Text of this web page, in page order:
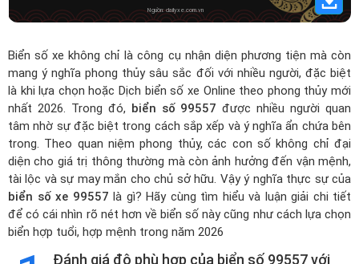
Nguồn: dailyxe.com.vn
Biển số xe không chỉ là công cụ nhận diện phương tiện mà còn
mang ý nghĩa phong thủy sâu sắc đối với nhiều người, đặc biệt
là khi lựa chọn hoặcDịch biển số xe Online theo phong thủy mới
nhất 2026. Trong đó, biển số 99557 được nhiều người quan
tâm nhờ sự đặc biệt trong cách sắp xếp và ý nghĩa ẩn chứa bên
trong. Theo quan niệm phong thủy, các con số không chỉ đại
diện cho giá trị thông thường mà còn ảnh hưởng đến vận mệnh,
tài lộc và sự may mắn cho chủ sở hữu. Vậy ý nghĩa thực sự của
biển số xe 99557 là gì? Hãy cùng tìm hiểu và luận giải chi tiết
để có cái nhìn rõ nét hơn về biển số này cũng như cách lựa chọn
biển hợp tuổi, hợp mệnh trong năm 2026
Đánh giá độ phù hợp của biển số 99557 với